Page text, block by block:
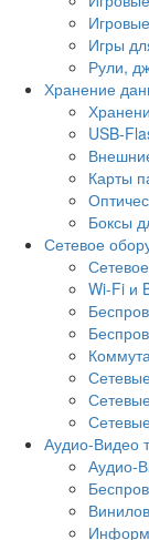
Игры
Рули,
Хранение
USB-
Карты
Боксы
Сетевое
Wi-Fi и
Аудио-Видео
Аудио-